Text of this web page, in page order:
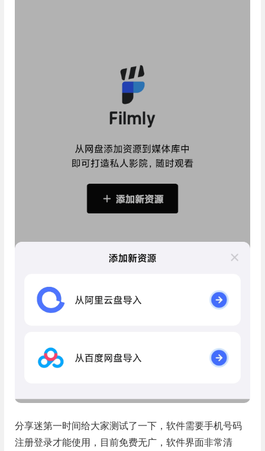
分享迷第一时间给大家测试了一下，软件需要手机号码
注册登录才能使用，目前免费无广，软件界面非常清